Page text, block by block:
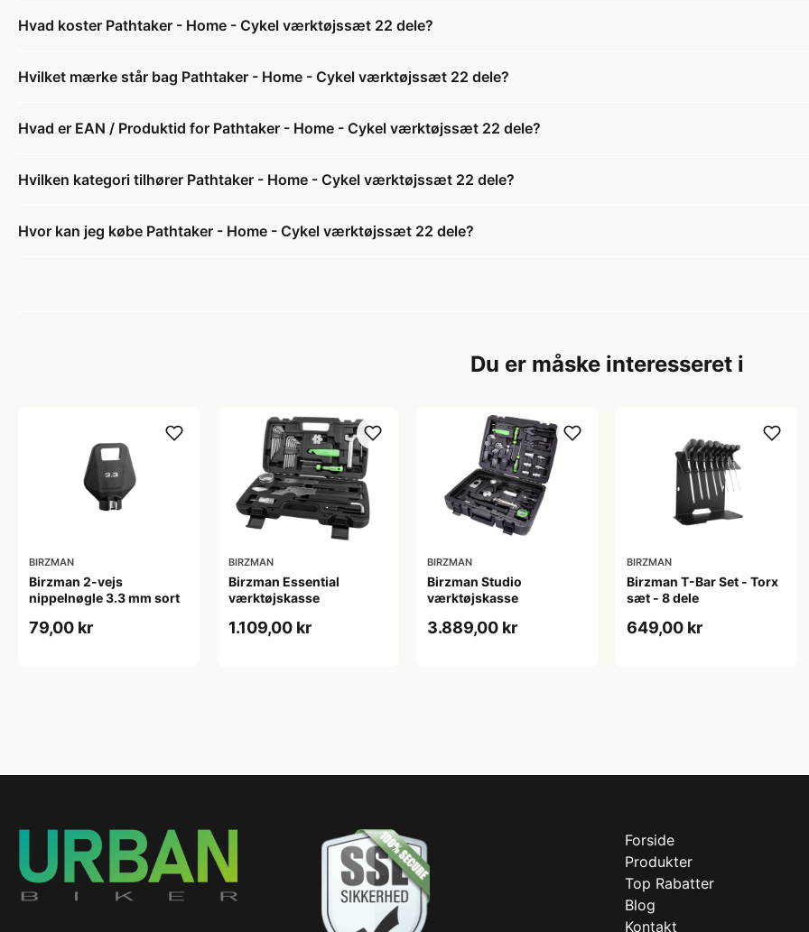
Hvad koster Pathtaker - Home - Cykel værktøjssæt 22 dele?
Hvilket mærke står bag Pathtaker - Home - Cykel værktøjssæt 22 dele?
Hvad er EAN / Produktid for Pathtaker - Home - Cykel værktøjssæt 22 dele?
Hvilken kategori tilhører Pathtaker - Home - Cykel værktøjssæt 22 dele?
Hvor kan jeg købe Pathtaker - Home - Cykel værktøjssæt 22 dele?
Du er måske interesseret i
BIRZMAN
Birzman 2-vejs
nippelnøgle 3.3 mm sort
79,00 kr
BIRZMAN
Birzman Essential
værktøjskasse
1.109,00 kr
BIRZMAN
Birzman Studio
værktøjskasse
3.889,00 kr
BIRZMAN
Birzman T-Bar Set - Torx
sæt - 8 dele
649,00 kr
Forside
Produkter
Top Rabatter
Blog
Kontakt